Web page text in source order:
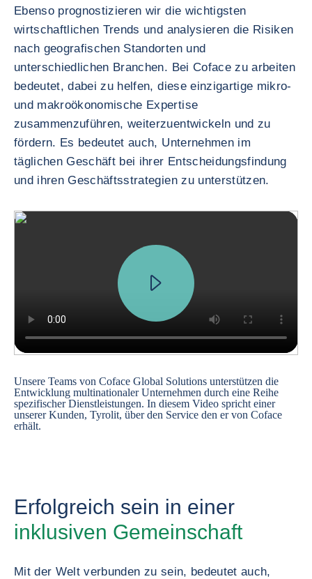
Ebenso prognostizieren wir die wichtigsten
wirtschaftlichen Trends und analysieren die Risiken
nach geografischen Standorten und
unterschiedlichen Branchen. Bei Coface zu arbeiten
bedeutet, dabei zu helfen, diese einzigartige mikro-
und makroökonomische Expertise
zusammenzuführen, weiterzuentwickeln und zu
fördern. Es bedeutet auch, Unternehmen im
täglichen Geschäft bei ihrer Entscheidungsfindung
und ihren Geschäftsstrategien zu unterstützen.
Unsere Teams von Coface Global Solutions unterstützen die
Entwicklung multinationaler Unternehmen durch eine Reihe
spezifischer Dienstleistungen. In diesem Video spricht einer
unserer Kunden, Tyrolit, über den Service den er von Coface
erhält.
Erfolgreich sein in einer
inklusiven Gemeinschaft
Mit der Welt verbunden zu sein, bedeutet auch,